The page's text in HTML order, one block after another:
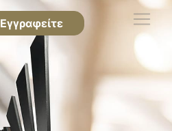
Εγγραφείτε